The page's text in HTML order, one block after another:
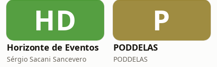
HD
Horizonte de Eventos
Sérgio Sacani Sancevero
P
PODDELAS
PODDELAS